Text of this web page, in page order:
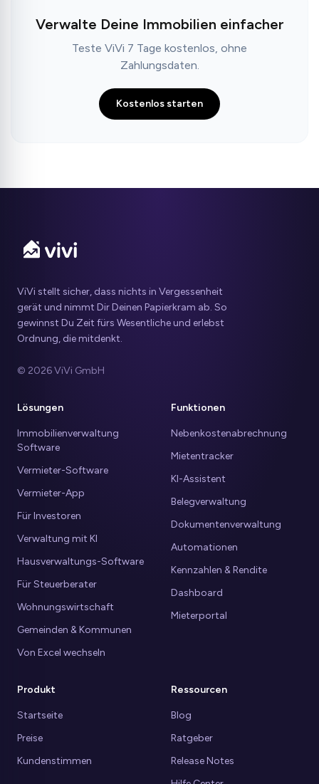
Verwalte Deine Immobilien einfacher
Teste ViVi 7 Tage kostenlos, ohne
Zahlungsdaten.
Kostenlos starten
ViVi stellt sicher, dass nichts in Vergessenheit
gerät und nimmt Dir Deinen Papierkram ab. So
gewinnst Du Zeit fürs Wesentliche und erlebst
Ordnung, die mitdenkt.
© 2026 ViVi GmbH
Produkt
Startseite
Preise
Kundenstimmen
Funktionen
Nebenkostenabrechnung
Mietentracker
KI-Assistent
Belegverwaltung
Dokumentenverwaltung
Automationen
Kennzahlen & Rendite
Dashboard
Mieterportal
Lösungen
Immobilienverwaltung
Software
Vermieter-Software
Vermieter-App
Für Investoren
Verwaltung mit KI
Hausverwaltungs-Software
Für Steuerberater
Wohnungswirtschaft
Gemeinden & Kommunen
Von Excel wechseln
Ressourcen
Blog
Ratgeber
Release Notes